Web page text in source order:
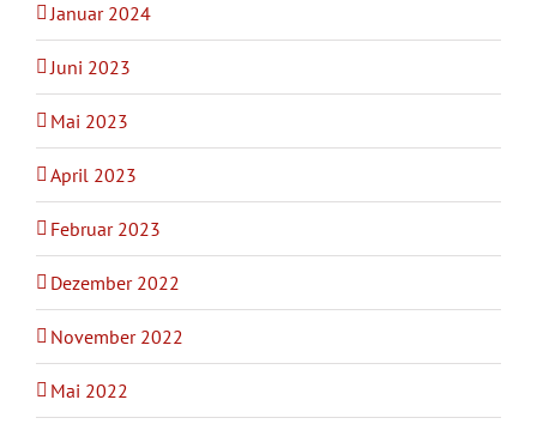
Januar 2024
Juni 2023
Mai 2023
April 2023
Februar 2023
Dezember 2022
November 2022
Mai 2022